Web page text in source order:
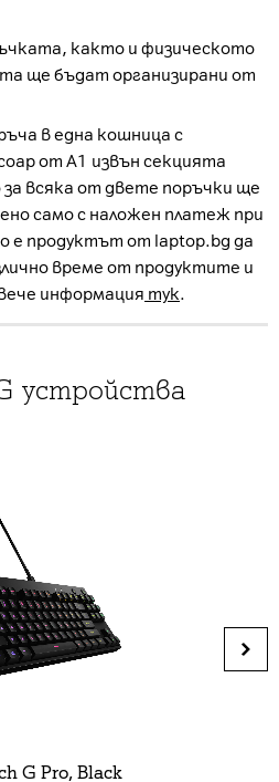
както и физическото
ще бъдат организирани от
в една кошница с
от А1 извън секцията
всяка от двете поръчки ще
само с наложен платеж при
е продуктът от laptop.bg да
време от продуктите и
информация тук.
устройства
G Pro, Black